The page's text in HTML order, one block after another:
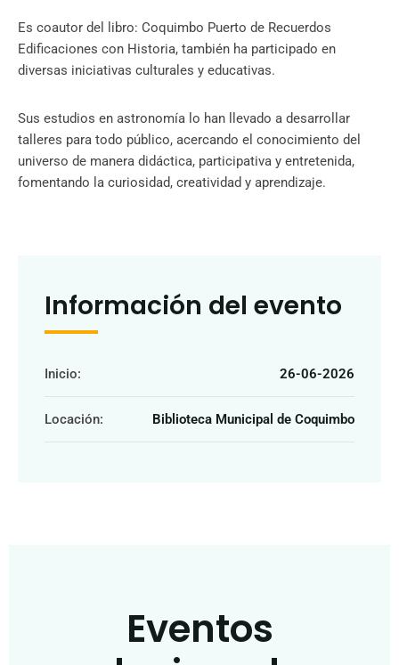
Es coautor del libro: Coquimbo Puerto de Recuerdos
Edificaciones con Historia, también ha participado en
diversas iniciativas culturales y educativas.
Sus estudios en astronomía lo han llevado a desarrollar
talleres para todo público, acercando el conocimiento del
universo de manera didáctica, participativa y entretenida,
fomentando la curiosidad, creatividad y aprendizaje.
Información del evento
Inicio: 26-06-2026
Locación: Biblioteca Municipal de Coquimbo
Eventos